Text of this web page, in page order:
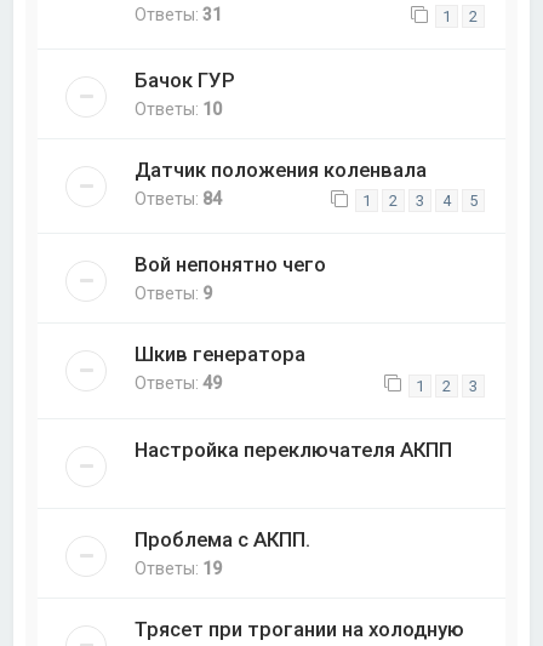
Ответы:31 1 2
Бачок ГУР
Ответы: 10
Датчик положения коленвала
Ответы: 84 1 2 3 4 5
Вой непонятно чего
Ответы: 9
Шкив генератора
Ответы:49 1 2 3
Настройка переключателя АКПП
Проблема с АКПП.
Ответы: 19
Трясет при трогании на холодную